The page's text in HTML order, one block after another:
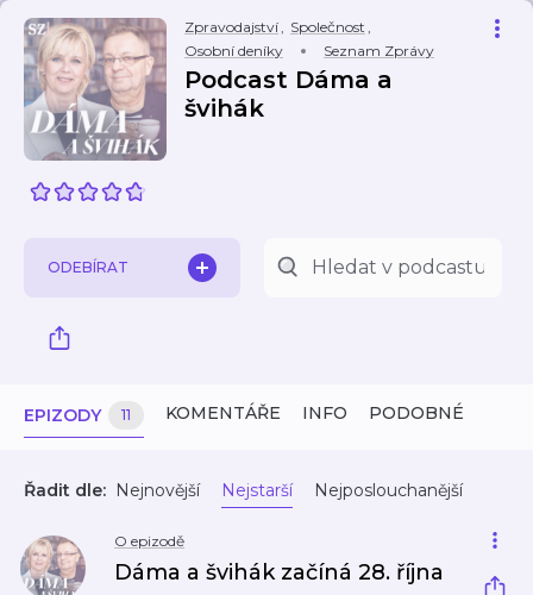
Zpravodajství, Společnost ,
Osobní deníky
Seznam Zprávy
Podcast Dáma a
švihák
ODEBÍRAT
EPIZODY 11 KOMENTÁŘE INFO PODOBNÉ
Řadit dle: Nejnovější Nejstarší Nejposlouchanější
O epizodě
Dáma a švihák začíná 28. října